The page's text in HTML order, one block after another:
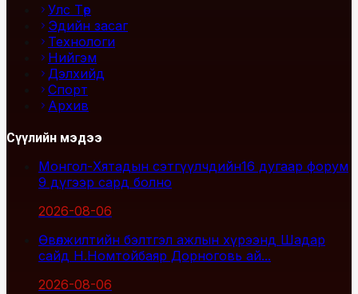
Улс Төр
Эдийн засаг
Технологи
Нийгэм
Дэлхийд
Спорт
Архив
Сүүлийн мэдээ
Монгол-Хятадын сэтгүүлчдийн16 дугаар форум
9 дүгээр сард болно
2026-08-06
Өвөлжилтийн бэлтгэл ажлын хүрээнд Шадар
сайд Н.Номтойбаяр Дорноговь ай...
2026-08-06